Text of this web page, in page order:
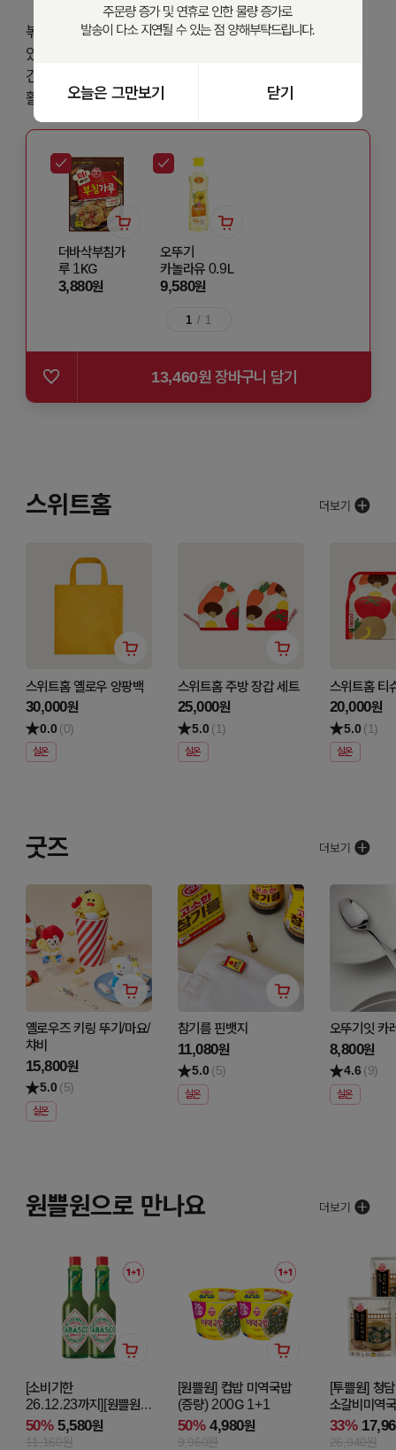
볶아 나온 요즘 미역은 불릴 필요 없이 편리하게 이용할 수
있어요! 부드러운 잎만 사용한 미역으로 아이 간식이나
건강식으로 만들어보세요. 간편하게 맛있게 다양한 요리에
활용해보세요
더바삭부침가
루 1KG
3,880원
오뚜기
카놀라유 0.9L
9,580원
1 / 1
13,460원 장바구니 담기
스위트홈
스위트홈 옐로우 앙팡백
30,000원
0.0 (0)
실온
스위트홈 주방 장갑 세트
25,000원
5.0 (1)
실온
스위트홈 티
20,000원
5.0 (1)
실온
굿즈
옐로우즈 키링 뚜기/마요/
챠비
15,800원
5.0 (5)
실온
참기름 핀뱃지
11,080원
5.0 (5)
실온
오뚜기잇 카
8,800원
4.6 (9)
실온
원쁠원으로 만나요
[소비기한
26.12.23까지][원쁠원]
타바스코 할라피뇨
핫소스 60ML 1+1
50% 5,580원
11,160원
[원쁠원] 컵밥 미역국밥
(증량) 200G 1+1
50% 4,980원
9,960원
[투쁠원] 청
소갈비미역
2+1
33%
26,940원
오늘은 그만보기 닫기